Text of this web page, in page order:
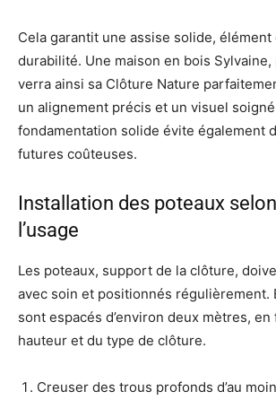
Cela garantit une assise solide, élément
durabilité. Une maison en bois Sylvaine,
verra ainsi sa Clôture Nature
un alignement précis et un visuel
fondamentation solide évite également
futures coûteuses.
Installation des poteaux
l’usage
Les poteaux, support de la clôture,
avec soin et positionnés régulièrement.
sont espacés d’environ deux mètres,
hauteur et du type de clôture.
Creuser des trous profonds d’au